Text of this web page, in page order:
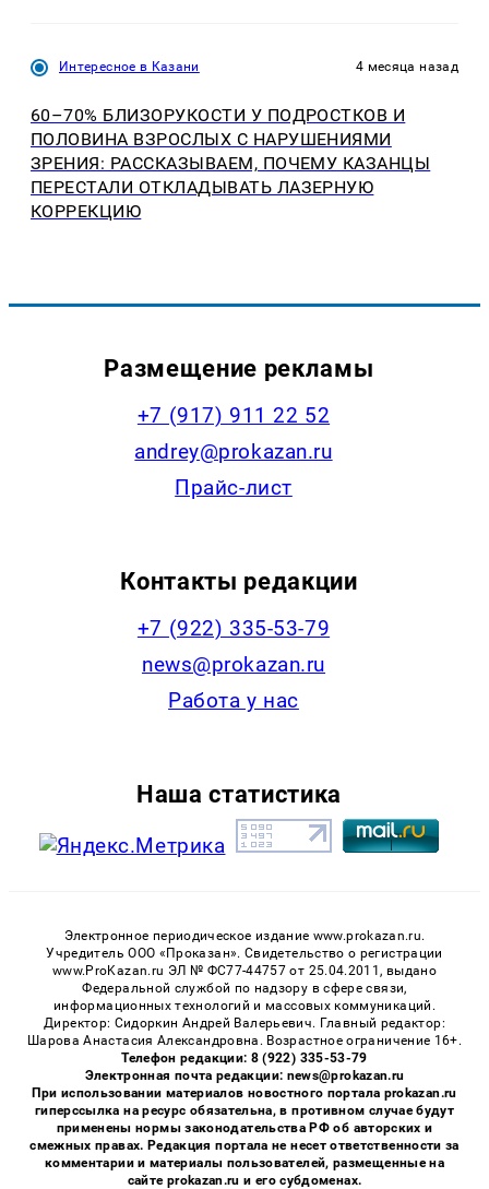
Интересное в Казани 4 месяца назад
60–70% БЛИЗОРУКОСТИ У ПОДРОСТКОВ И
ПОЛОВИНА ВЗРОСЛЫХ С НАРУШЕНИЯМИ
ЗРЕНИЯ: РАССКАЗЫВАЕМ, ПОЧЕМУ КАЗАНЦЫ
ПЕРЕСТАЛИ ОТКЛАДЫВАТЬ ЛАЗЕРНУЮ
КОРРЕКЦИЮ
Размещение рекламы
+7 (917) 911 22 52
andrey@prokazan.ru
Прайс-лист
Контакты редакции
+7 (922) 335-53-79
news@prokazan.ru
Работа у нас
Наша статистика
Электронное периодическое издание www.prokazan.ru.
Учредитель ООО «Проказан». Cвидетельство о регистрации
www.ProKazan.ru ЭЛ № ФС77-44757 от 25.04.2011, выдано
Федеральной службой по надзору в сфере связи,
информационных технологий и массовых коммуникаций.
Директор: Сидоркин Андрей Валерьевич. Главный редактор:
Шарова Анастасия Александровна. Возрастное ограничение 16+.
Телефон редакции: 8 (922) 335-53-79
Электронная почта редакции: news@prokazan.ru
При использовании материалов новостного портала prokazan.ru
гиперссылка на ресурс обязательна, в противном случае будут
применены нормы законодательства РФ об авторских и
смежных правах. Редакция портала не несет ответственности за
комментарии и материалы пользователей, размещенные на
сайте prokazan.ru и его субдоменах.